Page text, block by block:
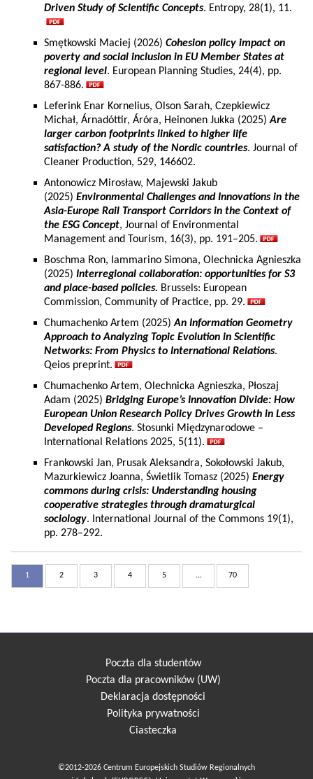
Driven Study of Scientific Concepts. Entropy, 28(1), 11.
Smętkowski Maciej (2026) Cohesion policy impact on
poverty and social inclusion in EU Member States at
regional level. European Planning Studies, 24(4), pp.
867-886.
Leferink Enar Kornelius, Olson Sarah, Czepkiewicz
Michał, Árnadóttir, Áróra, Heinonen Jukka (2025)Are
larger carbon footprints linked to higher life
satisfaction? A study of the Nordic countries. Journal of
Cleaner Production, 529, 146602.
Antonowicz Mirosław, Majewski Jakub
(2025) Environmental Challenges and Innovations in the
Asia-Europe Rail Transport Corridors in the Context of
the ESG Concept, Journal of Environmental
Management and Tourism, 16(3), pp. 191–205.
Boschma Ron, Iammarino Simona, Olechnicka Agnieszka
(2025) Interregional collaboration: opportunities for S3
and place-based policies. Brussels: European
Commission, Community of Practice, pp. 29.
Chumachenko Artem (2025)An Information Geometry
Approach to Analyzing Topic Evolution in Scientific
Networks: From Physics to International Relations.
Qeios preprint.
Chumachenko Artem, Olechnicka Agnieszka, Płoszaj
Adam (2025) Bridging Europe’s Innovation Divide: How
European Union Research Policy Drives Growth in Less
Developed Regions. Stosunki Międzynarodowe –
International Relations 2025, 5(11).
Frankowski Jan, Prusak Aleksandra, Sokołowski Jakub,
Mazurkiewicz Joanna, Świetlik Tomasz (2025) Energy
commons during crisis: Understanding housing
cooperative strategies through dramaturgical
sociology. International Journal of the Commons 19(1),
pp. 278–292.
1 2 3 4 5 ... 70
Poczta dla studentów
Poczta dla pracowników (UW)
Deklaracja dostępności
Polityka prywatności
Ciasteczka
©2012-2026 Centrum Europejskich Studiów Regionalnych